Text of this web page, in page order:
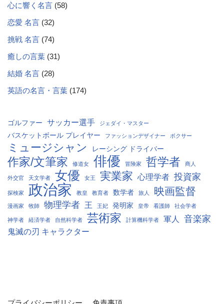
心に響く名言 (58)
恋愛 名言 (32)
挑戦 名言 (74)
癒しの言葉 (31)
結婚 名言 (28)
英語の名言・言葉 (174)
ゴルファー サッカー選手 ジェダイ・マスター
バスケットボール プレイヤー ファッションデザイナー ボクサー
ミュージシャン レーシング ドライバー
作家/文筆家 修道女 俳優 冒険家 哲学者 商人
外交官 天文学者 女優 女王 実業家 心理学者 投資家
探検家 政治家 教皇 教育者 数学者 旅人 映画監督
漫画家 牧師 物理学者 王 王妃 発明家 皇帝 看護師 社会学者
神学者 経済学者 自然科学者 芸術家 計算機科学者 軍人 音楽家
鬼滅の刃 キャラクター